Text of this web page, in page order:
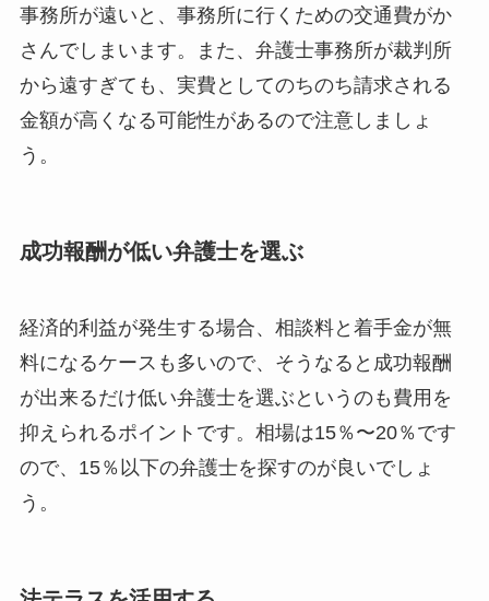
事務所が遠いと、事務所に行くための交通費がか
さんでしまいます。また、弁護士事務所が裁判所
から遠すぎても、実費としてのちのち請求される
金額が高くなる可能性があるので注意しましょ
う。
成功報酬が低い弁護士を選ぶ
経済的利益が発生する場合、相談料と着手金が無
料になるケースも多いので、そうなると成功報酬
が出来るだけ低い弁護士を選ぶというのも費用を
抑えられるポイントです。相場は15％〜20％です
ので、15％以下の弁護士を探すのが良いでしょ
う。